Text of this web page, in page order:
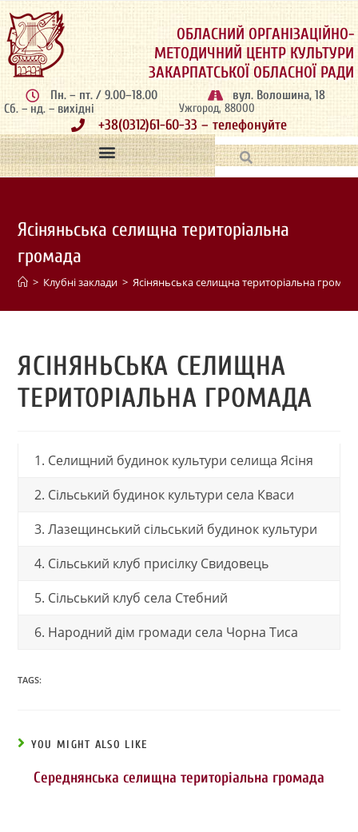
ОБЛАСНИЙ ОРГАНІЗАЦІЙНО-
МЕТОДИЧНИЙ ЦЕНТР КУЛЬТУРИ
ЗАКАРПАТСЬКОЇ ОБЛАСНОЇ РАДИ
Пн. – пт. / 9.00–18.00
Сб. – нд. – вихідні
вул. Волошина, 18
Ужгород, 88000
+38(0312)61-60-33 – телефонуйте
Ясіняньська селищна територіальна
громада
> Клубні заклади > Ясіняньська селищна територіальна
ЯСІНЯНЬСЬКА СЕЛИЩНА
ТЕРИТОРІАЛЬНА ГРОМАДА
1. Селищний будинок культури селища Ясіня
2. Сільський будинок культури села Кваси
3. Лазещинський сільський будинок культури
4. Сільський клуб присілку Свидовець
5. Сільський клуб села Стебний
6. Народний дім громади села Чорна Тиса
TAGS:
YOU MIGHT ALSO LIKE
Середнянська селищна територіальна громада